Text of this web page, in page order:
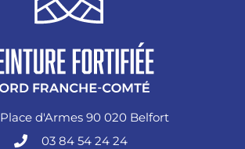
Place d'Armes 90 020 Belfort
03 84 54 24 24